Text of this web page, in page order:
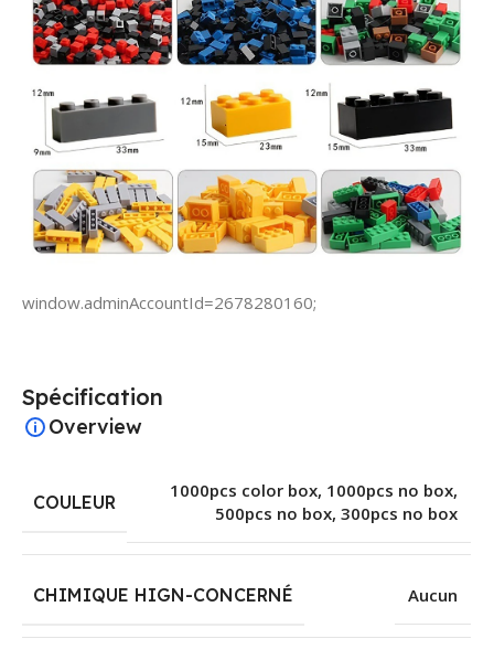
window.adminAccountId=2678280160;
Spécification
Overview
COULEUR
1000pcs color box, 1000pcs no box,
500pcs no box, 300pcs no box
CHIMIQUE HIGN-CONCERNÉ Aucun